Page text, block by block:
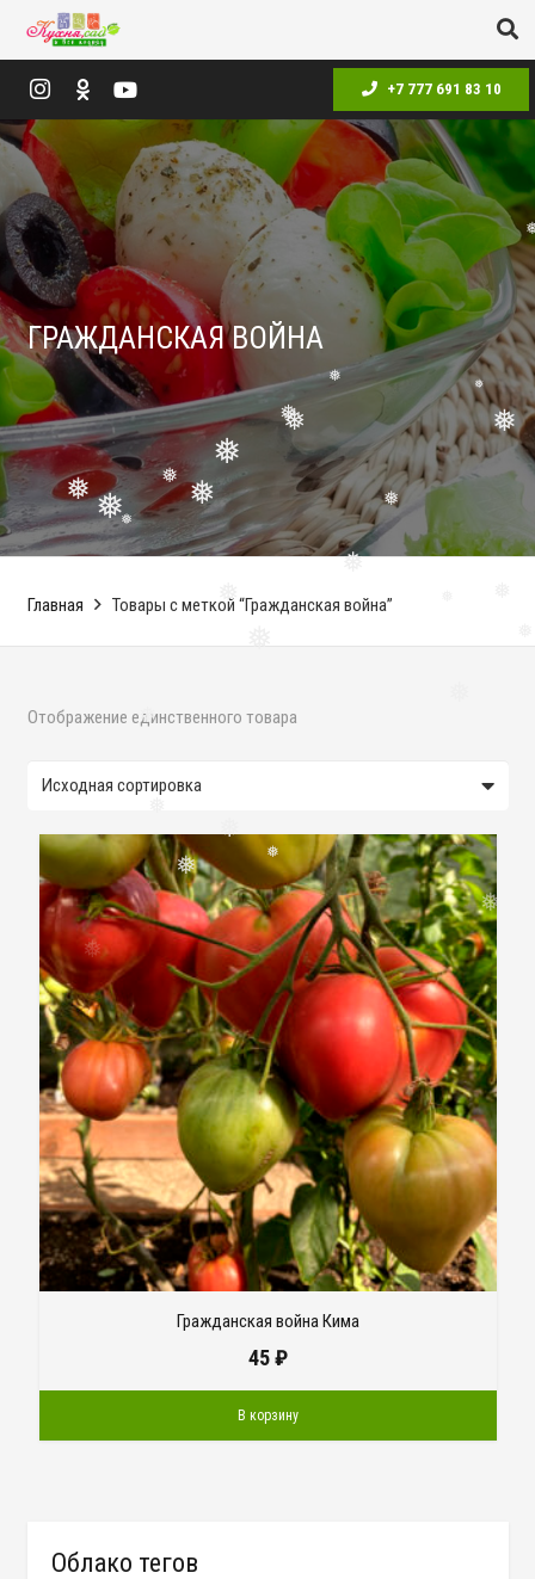
❅
❅
❅
❅
❅
❅
❅
❅
❅
❅
❅
❅
❅
❅
❅
❅
❅
❅
+7 777 691 83 10
ГРАЖДАНСКАЯ ВОЙНА
Главная Товары с меткой “Гражданская война”
Отображение единственного товара
Гражданская война Кима
45₽
В корзину
Облако тегов